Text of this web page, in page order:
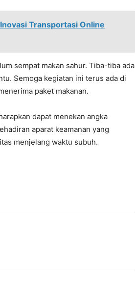
Transportasi Online
sempat makan sahur. Tiba-tiba ada
Semoga kegiatan ini terus ada di
paket makanan.
dapat menekan angka
aparat keamanan yang
menjelang waktu subuh.